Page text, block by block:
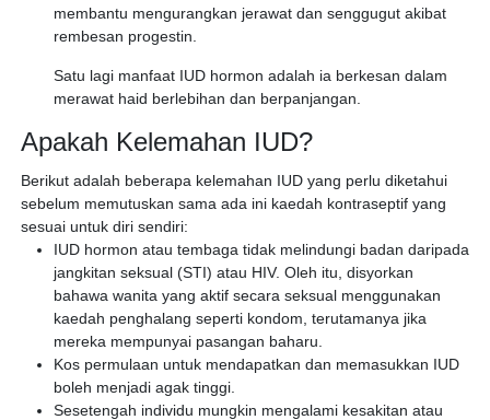
membantu mengurangkan jerawat dan senggugut akibat
rembesan progestin.
Satu lagi manfaat IUD hormon adalah ia berkesan dalam
merawat haid berlebihan dan berpanjangan.
Apakah Kelemahan IUD?
Berikut adalah beberapa kelemahan IUD yang perlu diketahui
sebelum memutuskan sama ada ini kaedah kontraseptif yang
sesuai untuk diri sendiri:
IUD hormon atau tembaga tidak melindungi badan daripada
jangkitan seksual (STI) atau HIV. Oleh itu, disyorkan
bahawa wanita yang aktif secara seksual menggunakan
kaedah penghalang seperti kondom, terutamanya jika
mereka mempunyai pasangan baharu.
Kos permulaan untuk mendapatkan dan memasukkan IUD
boleh menjadi agak tinggi.
Sesetengah individu mungkin mengalami kesakitan atau